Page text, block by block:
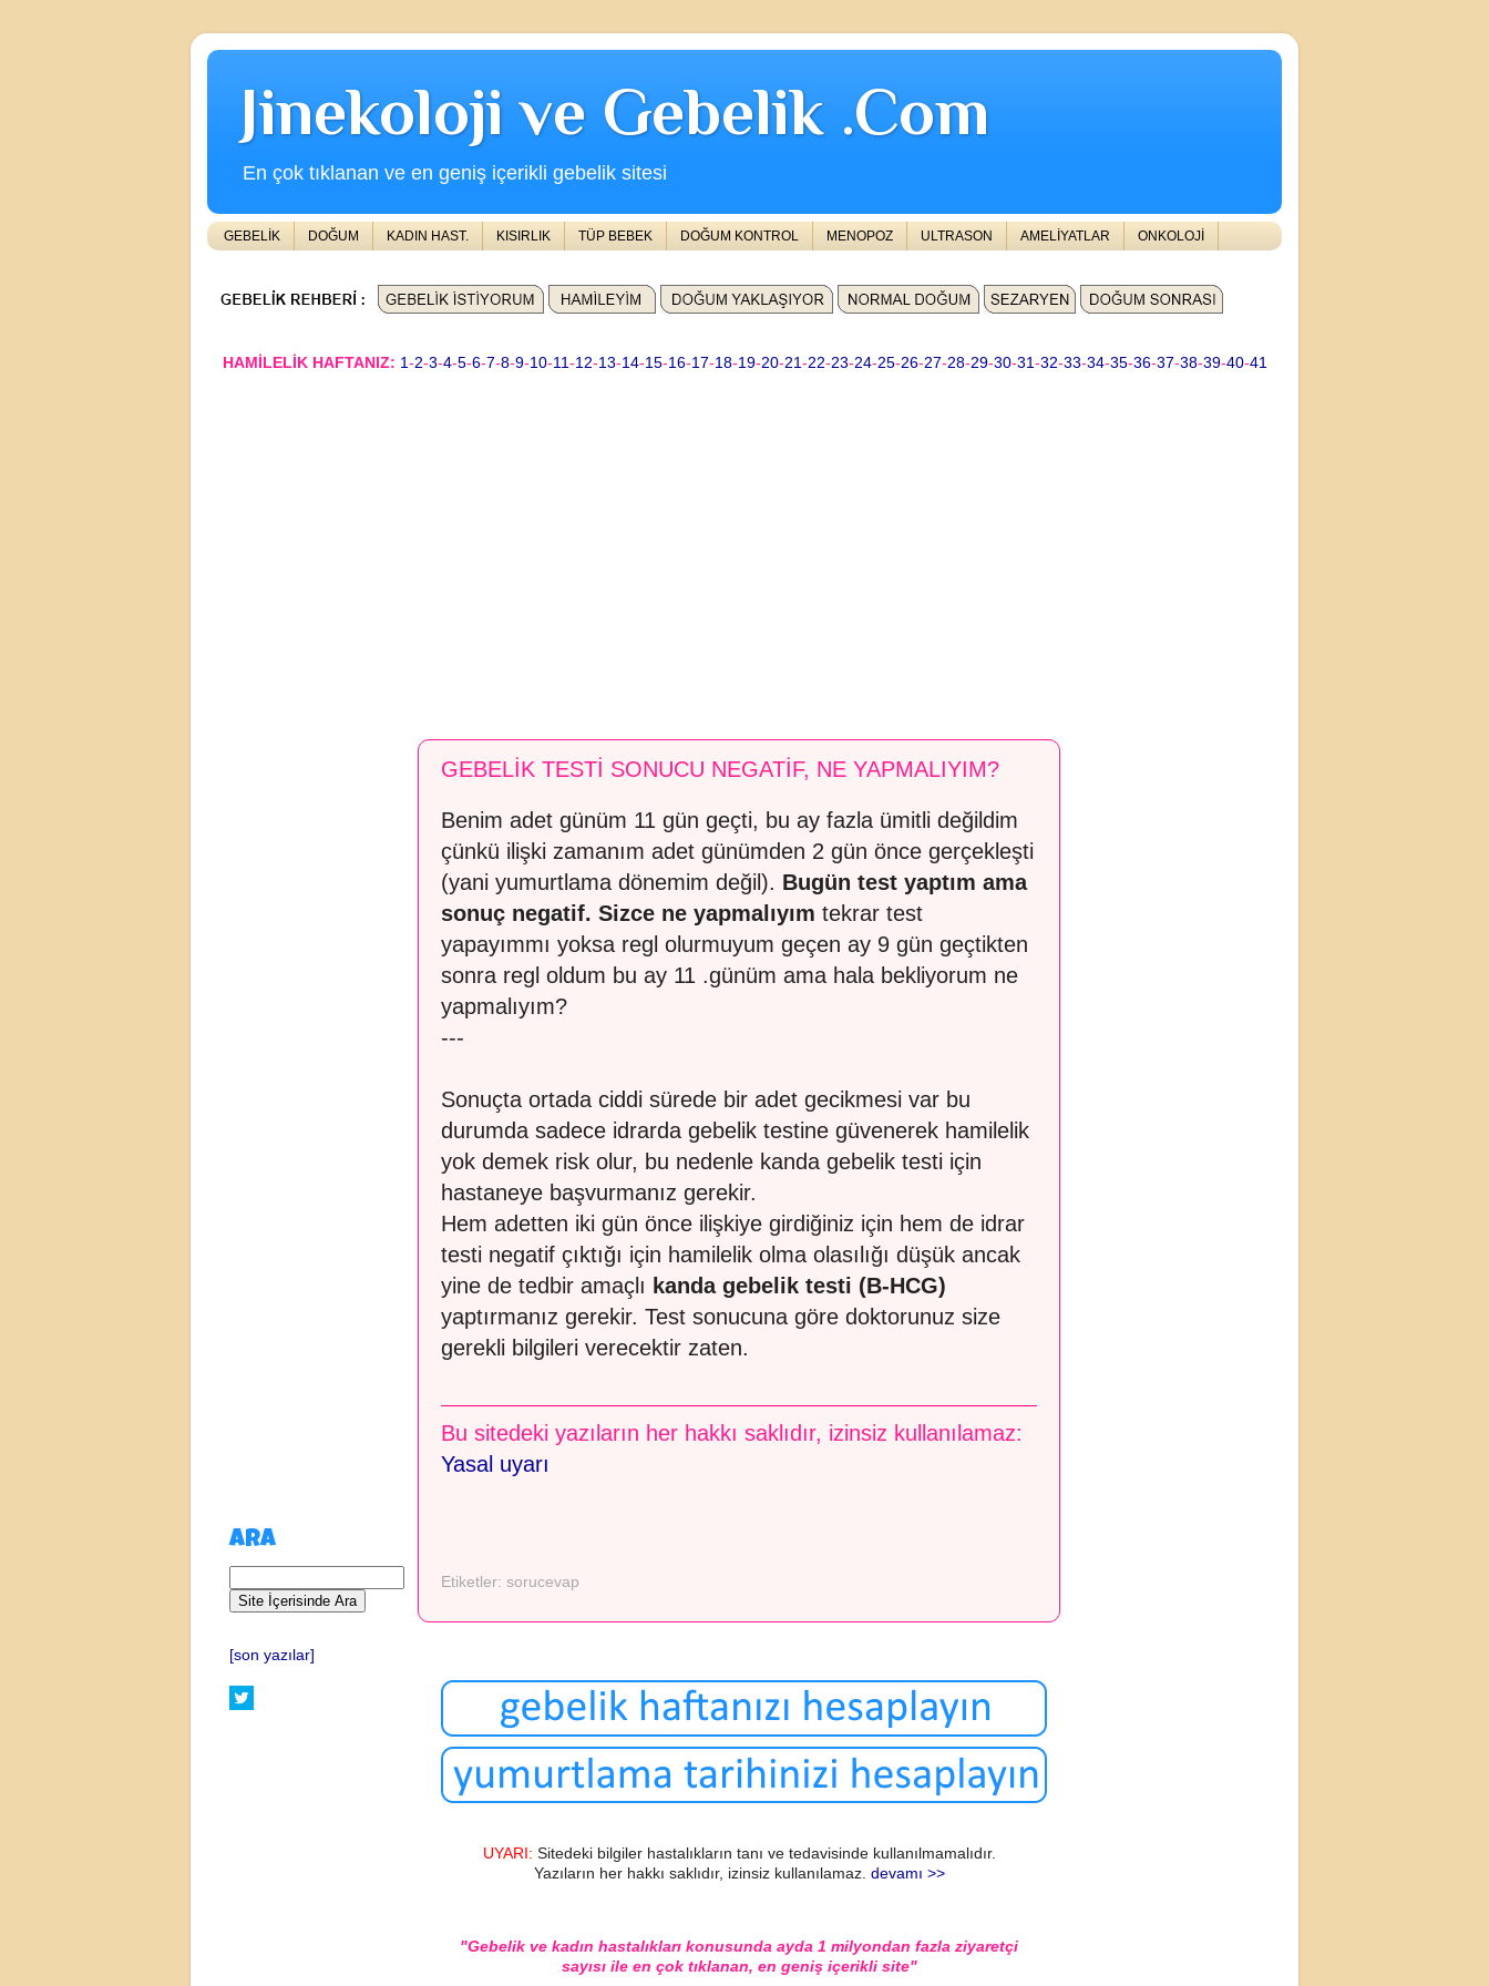
Jinekoloji ve Gebelik .Com
En çok tıklanan ve en geniş içerikli gebelik sitesi
GEBELİK DOĞUM KADIN HAST. KISIRLIK TÜP BEBEK DOĞUM KONTROL MENOPOZ ULTRASON AMELİYATLAR ONKOLOJİ
HAMİLELİK HAFTANIZ: 1 -2-3-4-5-6-7-8-9-10-11 -12-13-14-15-16-17-18-19-20-21 -22-23-24-25-26-27-28-29-30-31 -32-33-34-35-36-37-38-39-40-41
GEBELİK TESTİ SONUCU NEGATİF, NE YAPMALIYIM?
Benim adet günüm 11 gün geçti, bu ay fazla ümitli değildim
çünkü ilişki zamanım adet günümden 2 gün önce gerçekleşti
(yani yumurtlama dönemim değil). Bugün test yaptım ama
sonuç negatif. Sizce ne yapmalıyım tekrar test
yapayımmı yoksa regl olurmuyum geçen ay 9 gün geçtikten
sonra regl oldum bu ay 11 .günüm ama hala bekliyorum ne
yapmalıyım?
---
Sonuçta ortada ciddi sürede bir adet gecikmesi var bu
durumda sadece idrarda gebelik testine güvenerek hamilelik
yok demek risk olur, bu nedenle kanda gebelik testi için
hastaneye başvurmanız gerekir.
Hem adetten iki gün önce ilişkiye girdiğiniz için hem de idrar
testi negatif çıktığı için hamilelik olma olasılığı düşük ancak
yine de tedbir amaçlı kanda gebelik testi (B-HCG)
yaptırmanız gerekir. Test sonucuna göre doktorunuz size
gerekli bilgileri verecektir zaten.
Bu sitedeki yazıların her hakkı saklıdır, izinsiz kullanılamaz:
Yasal uyarı
Etiketler: sorucevap
UYARI: Sitedeki bilgiler hastalıkların tanı ve tedavisinde kullanılmamalıdır.
Yazıların her hakkı saklıdır, izinsiz kullanılamaz. devamı >>
"Gebelik ve kadın hastalıkları konusunda ayda 1 milyondan fazla ziyaretçi
sayısı ile en çok tıklanan, en geniş içerikli site"
ARA
[son yazılar]